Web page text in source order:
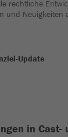
rechtliche
und Neuigkeiten
Update
in Cast-